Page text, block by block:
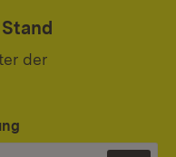
der